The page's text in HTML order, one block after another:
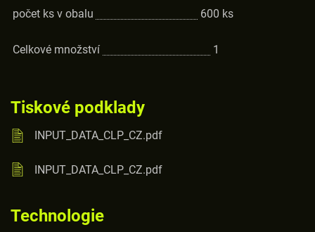
počet ks v obalu
600 ks
Celkové množství 1
Tiskové podklady
INPUT_DATA_CLP_CZ.pdf
INPUT_DATA_CLP_CZ.pdf
Technologie